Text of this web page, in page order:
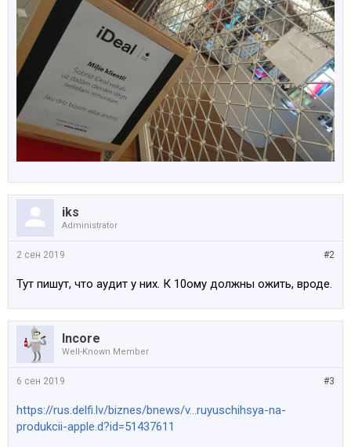
iks
Administrator
#2
2 сен 2019
Тут пишут, что аудит у них. К 10ому должны ожить, вроде.
Incore
Well-Known Member
#3
6 сен 2019
https://rus.delfi.lv/biznes/bnews/v...ruyuschihsya-na-
produkcii-apple.d?id=51437611